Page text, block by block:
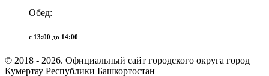
Обед:
c 13:00 до 14:00
© 2018 - 2026. Официальный сайт городского округа город
Кумертау Республики Башкортостан